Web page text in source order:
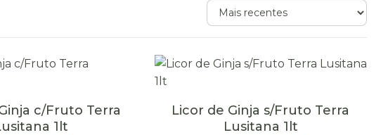
Ordenar
produtos
c/Fruto Terra
1lt
Licor de Ginja s/Fruto Terra
Lusitana 1lt